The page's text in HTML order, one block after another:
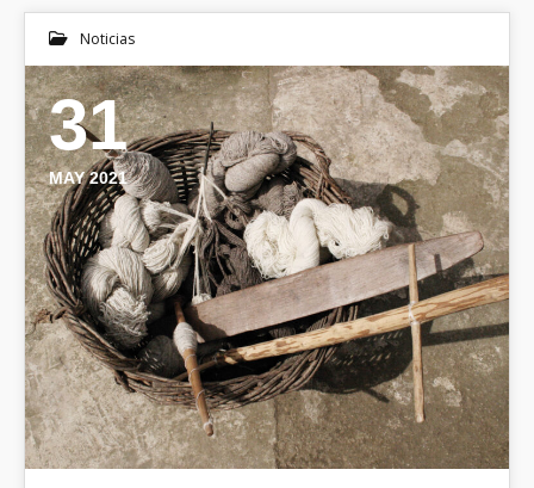
Noticias
31
MAY 2021